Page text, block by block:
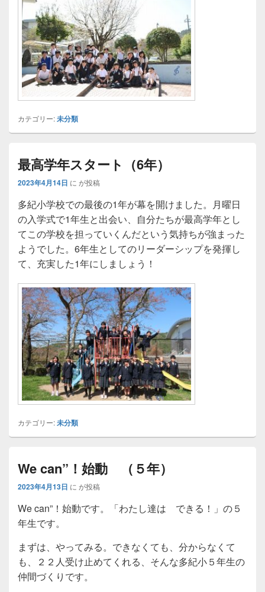
カテゴリー:未分類
最高学年スタート（6年）
2023年4月14日 に が投稿
多紀小学校での最後の1年が幕を開けました。月曜日
の入学式で1年生と出会い、自分たちが最高学年とし
てこの学校を担っていくんだという気持ちが強まった
ようでした。6年生としてのリーダーシップを発揮し
て、充実した1年にしましょう！
カテゴリー:未分類
We can”！始動 （５年）
2023年4月13日 に が投稿
We can”！始動です。「わたし達は できる！」の５
年生です。
まずは、やってみる。できなくても、分からなくて
も、２２人受け止めてくれる、そんな多紀小５年生の
仲間づくりです。